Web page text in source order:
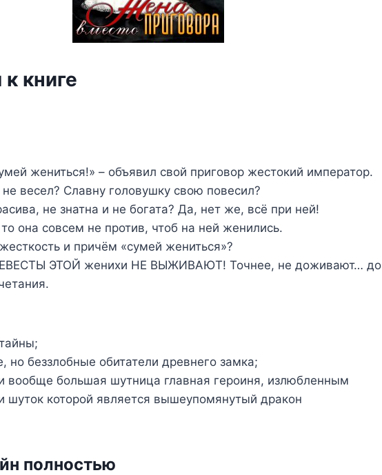
книге
жениться!» – объявил свой приговор жестокий император.
весел? Славну головушку свою повесил?
не знатна и не богата? Да, нет же, всё при ней!
она совсем не против, чтоб на ней женились.
и причём «сумей жениться»?
ЭТОЙ женихи НЕ ВЫЖИВАЮТ! Точнее, не доживают… до
но беззлобные обитатели древнего замка;
вообще большая шутница главная героиня, излюбленным
шуток которой является вышеупомянутый дракон
полностью